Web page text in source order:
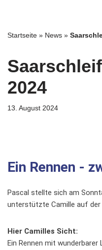
Inhalt
Startseite » News »
2024
13. August 2024
Ein Rennen -
Pascal stellte sich am
unterstützte Camille auf
Hier Camilles Sicht:
Ein Rennen mit